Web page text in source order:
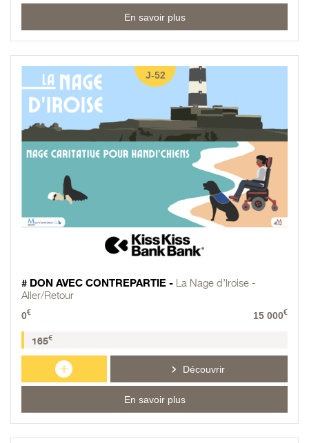
En savoir plus
J-52
# DON AVEC CONTREPARTIE - La Nage d’Iroise -
Aller/Retour
0€ 15 000€
165€
+ Découvrir
En savoir plus